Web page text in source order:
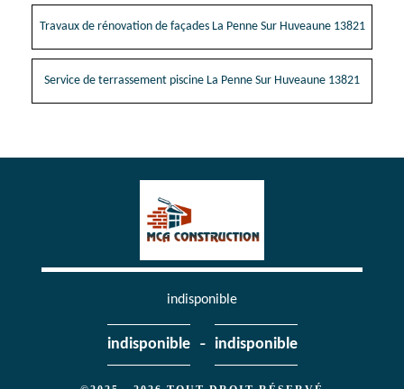
Travaux de rénovation de façades La Penne Sur Huveaune 13821
Service de terrassement piscine La Penne Sur Huveaune 13821
indisponible
indisponible - indisponible